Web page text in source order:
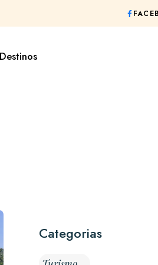
Destinos
Categorias